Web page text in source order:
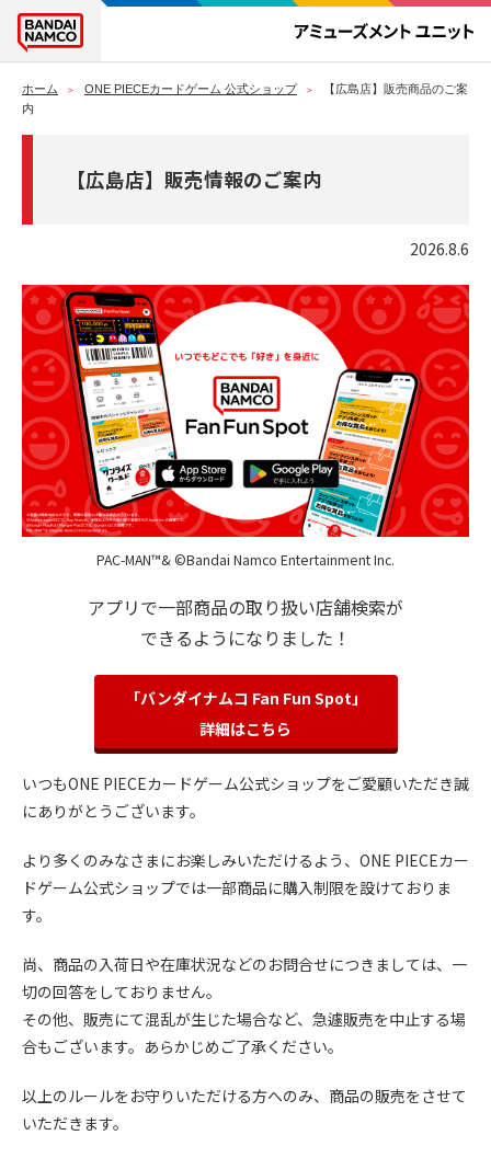
ホーム ONE PIECEカードゲーム 公式ショップ
【広島店】販売商品のご案
内
【広島店】販売情報のご案内
2026.8.6
PAC-MAN™& ©Bandai Namco Entertainment Inc.
アプリで一部商品の取り扱い店舗検索が
できるようになりました！
「バンダイナムコ Fan Fun Spot」
詳細はこちら
いつもONE PIECEカードゲーム公式ショップをご愛顧いただき誠
にありがとうございます。
より多くのみなさまにお楽しみいただけるよう、ONE PIECEカー
ドゲーム公式ショップでは一部商品に購入制限を設けておりま
す。
尚、商品の入荷日や在庫状況などのお問合せにつきましては、一
切の回答をしておりません。
その他、販売にて混乱が生じた場合など、急遽販売を中止する場
合もございます。あらかじめご了承ください。
以上のルールをお守りいただける方へのみ、商品の販売をさせて
いただきます。